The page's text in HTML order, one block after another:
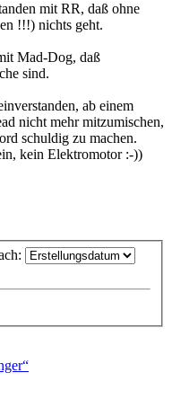
mit RR, daß ohne
!!!) nichts geht.
Mad-Dog, daß
sind.
ab einem
nicht mehr mitzumischen,
schuldig zu machen.
kein Elektromotor :-))